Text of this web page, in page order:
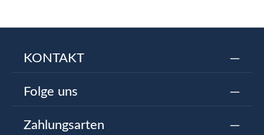
KONTAKT
Folge uns
Zahlungsarten